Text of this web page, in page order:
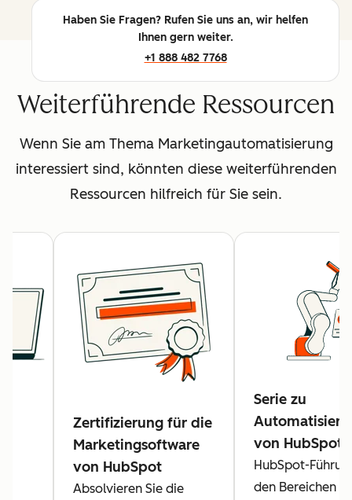
Haben Sie Fragen? Rufen Sie uns an, wir helfen
Ihnen gern weiter.
+1 888 482 7768
Weiterführende Ressourcen
Wenn Sie am Thema Marketingautomatisierung
interessiert sind, könnten diese weiterführenden
Ressourcen hilfreich für Sie sein.
Zertifizierung für die
Marketingsoftware
von HubSpot
Absolvieren Sie die
Serie zu
von HubSpot
HubSpot-
den Bereichen